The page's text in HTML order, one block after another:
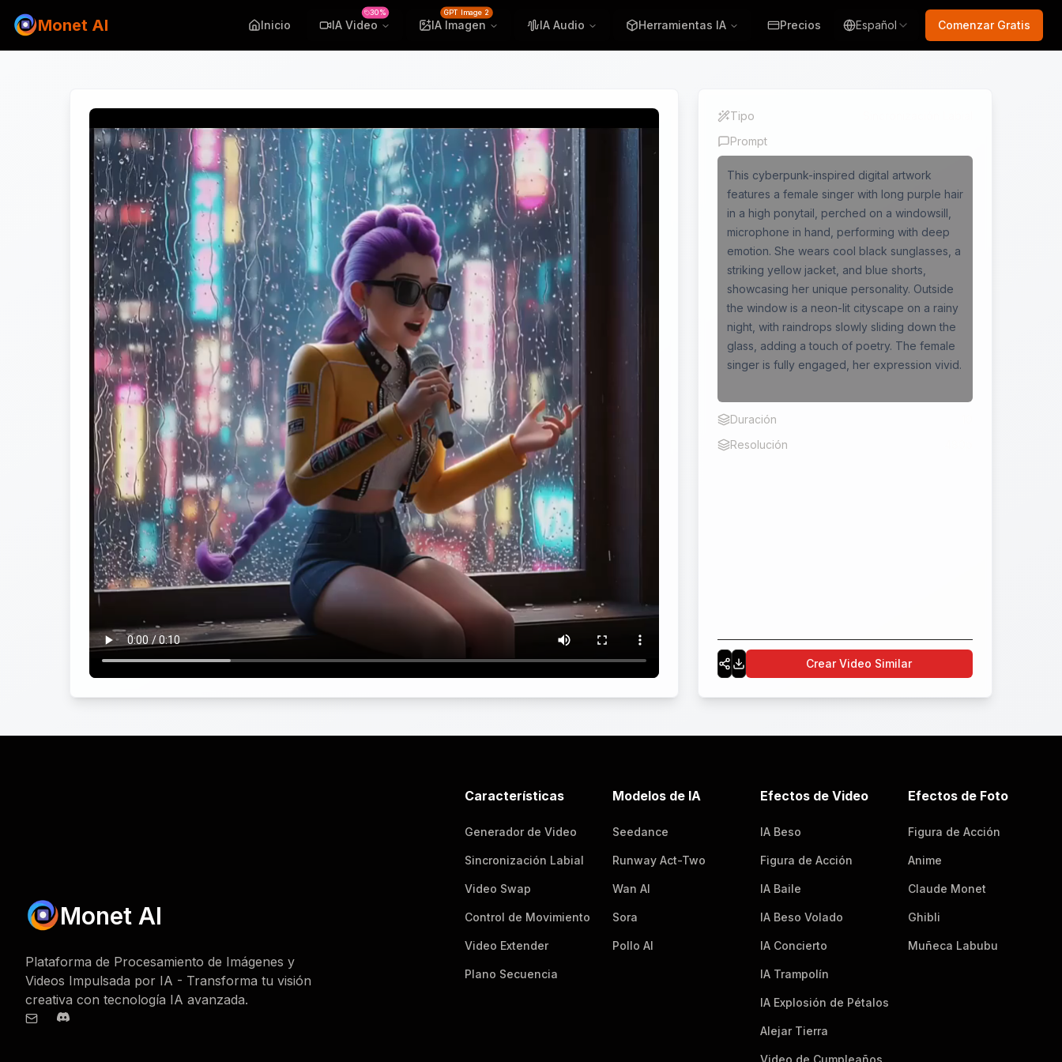
Monet AI Inicio IA Video
30%
IA Imagen
GPT Image 2
IA Audio Herramientas IA Precios Español Comenzar Gratis
Tipo
Prompt
This cyberpunk-inspired digital artwork
features a female singer with long purple hair
in a high ponytail, perched on a windowsill,
microphone in hand, performing with deep
emotion. She wears cool black sunglasses, a
striking yellow jacket, and blue shorts,
showcasing her unique personality. Outside
the window is a neon-lit cityscape on a rainy
night, with raindrops slowly sliding down the
glass, adding a touch of poetry. The female
singer is fully engaged, her expression vivid.
Duración
Resolución
Crear Video Similar
Monet AI
Plataforma de Procesamiento de Imágenes y
Videos Impulsada por IA - Transforma tu visión
creativa con tecnología IA avanzada.
Características
Generador de Video
Sincronización Labial
Video Swap
Control de Movimiento
Video Extender
Plano Secuencia
Modelos de IA
Seedance
Runway Act-Two
Wan AI
Sora
Pollo AI
Efectos de Video
IA Beso
Figura de Acción
IA Baile
IA Beso Volado
IA Concierto
IA Trampolín
IA Explosión de Pétalos
Alejar Tierra
Video de Cumpleaños
Efectos de Foto
Figura de Acción
Anime
Claude Monet
Ghibli
Muñeca Labubu